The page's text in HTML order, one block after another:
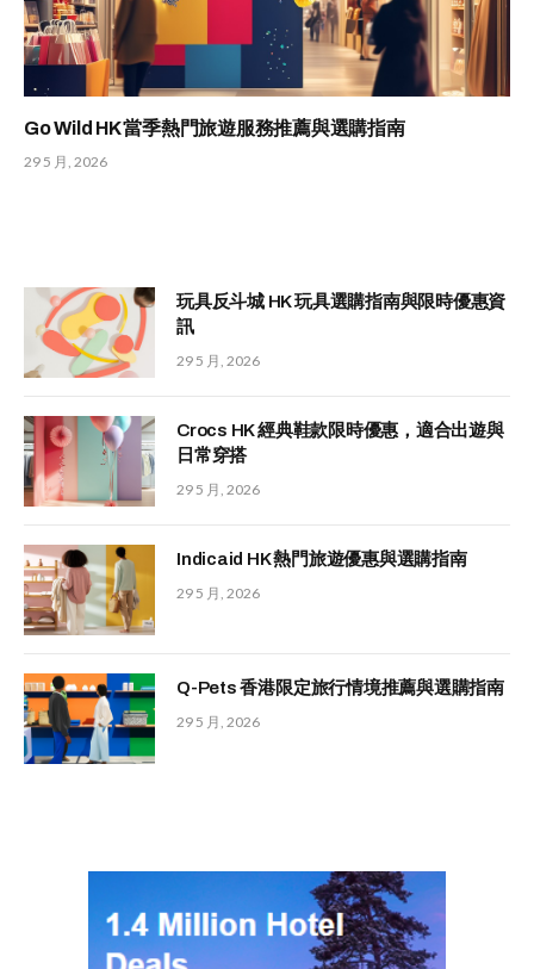
Go Wild HK 當季熱門旅遊服務推薦與選購指南
29 5 月, 2026
玩具反斗城 HK 玩具選購指南與限時優惠資
訊
29 5 月, 2026
Crocs HK 經典鞋款限時優惠，適合出遊與
日常穿搭
29 5 月, 2026
Indicaid HK 熱門旅遊優惠與選購指南
29 5 月, 2026
Q-Pets 香港限定旅行情境推薦與選購指南
29 5 月, 2026